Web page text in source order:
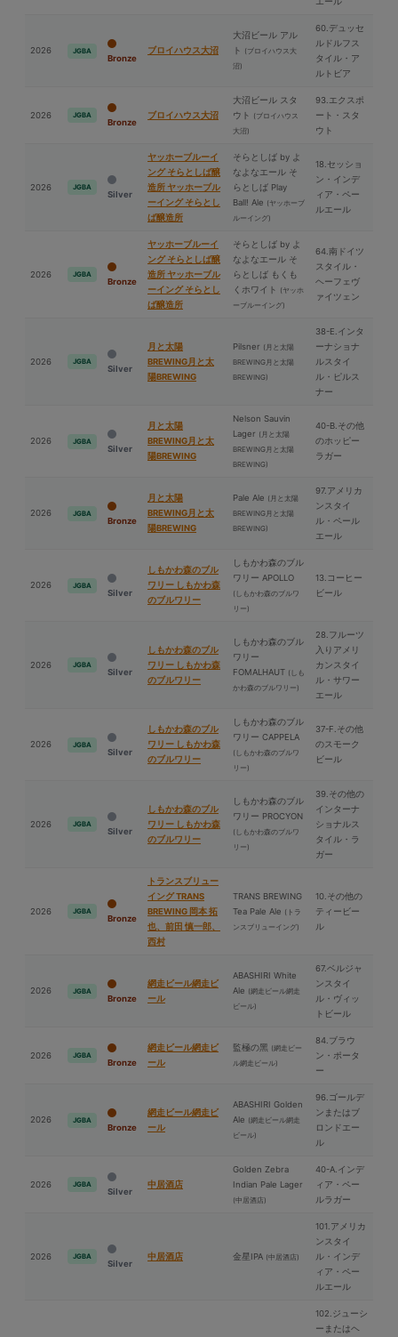
2026 JGBA
Bronze
ブロイハウス⼤沼
⼤沼ビール アル
ト (ブロイハウス⼤
沼)
60.デュッセ
ルドルフス
タイル・ア
ルトビア
2026 JGBA
Bronze
ブロイハウス⼤沼
⼤沼ビール スタ
ウト (ブロイハウス
⼤沼)
93.エクスポ
ート・スタ
ウト
2026 JGBA
Silver
ヤッホーブルーイ
ング そらとしば醸
造所 ヤッホーブル
ーイング そらとし
ば醸造所
そらとしば by よ
なよなエール そ
らとしば Play
Ball! Ale (ヤッホーブ
ルーイング)
18.セッショ
ン・インデ
ィア・ペー
ルエール
2026 JGBA
Bronze
ヤッホーブルーイ
ング そらとしば醸
造所 ヤッホーブル
ーイング そらとし
ば醸造所
そらとしば by よ
なよなエール そ
らとしば もくも
くホワイト (ヤッホ
ーブルーイング)
64.南ドイツ
スタイル・
ヘーフェヴ
ァイツェン
2026 JGBA
Silver
⽉と太陽
BREWING⽉と太
陽BREWING
Pilsner (⽉と太陽
BREWING⽉と太陽
BREWING)
38-E.インタ
ーナショナ
ルスタイ
ル・ピルス
ナー
2026 JGBA
Silver
⽉と太陽
BREWING⽉と太
陽BREWING
Nelson Sauvin
Lager (⽉と太陽
BREWING⽉と太陽
BREWING)
40-B.その他
のホッピー
ラガー
2026 JGBA
Bronze
⽉と太陽
BREWING⽉と太
陽BREWING
Pale Ale (⽉と太陽
BREWING⽉と太陽
BREWING)
97.アメリカ
ンスタイ
ル・ペール
エール
2026 JGBA
Silver
しもかわ森のブル
ワリー しもかわ森
のブルワリー
しもかわ森のブル
ワリー APOLLO
(しもかわ森のブルワ
リー)
13.コーヒー
ビール
2026 JGBA
Silver
しもかわ森のブル
ワリー しもかわ森
のブルワリー
しもかわ森のブル
ワリー
FOMALHAUT (しも
かわ森のブルワリー)
28.フルーツ
入りアメリ
カンスタイ
ル・サワー
エール
2026 JGBA
Silver
しもかわ森のブル
ワリー しもかわ森
のブルワリー
しもかわ森のブル
ワリー CAPPELA
(しもかわ森のブルワ
リー)
37-F.その他
のスモーク
ビール
2026 JGBA
Silver
しもかわ森のブル
ワリー しもかわ森
のブルワリー
しもかわ森のブル
ワリー PROCYON
(しもかわ森のブルワ
リー)
39.その他の
インターナ
ショナルス
タイル・ラ
ガー
2026 JGBA
Bronze
トランスブリュー
イング TRANS
BREWING 岡本 拓
也、前⽥ 慎一郎、
⻄村
TRANS BREWING
Tea Pale Ale (トラ
ンスブリューイング)
10.その他の
ティービー
ル
2026 JGBA
Bronze
網走ビール網走ビ
ール
ABASHIRI White
Ale (網走ビール網走
ビール)
67.ベルジャ
ンスタイ
ル・ヴィッ
トビール
2026 JGBA
Bronze
網走ビール網走ビ
ール
監極の⿊ (網走ビー
ル網走ビール)
84.ブラウ
ン・ポータ
ー
2026 JGBA
Bronze
網走ビール網走ビ
ール
ABASHIRI Golden
Ale (網走ビール網走
ビール)
96.ゴールデ
ンまたはブ
ロンドエー
ル
2026 JGBA
Silver
中居酒店
Golden Zebra
Indian Pale Lager
(中居酒店)
40-A.インデ
ィア・ペー
ルラガー
2026 JGBA
Silver
中居酒店 ⾦星IPA (中居酒店)
101.アメリカ
ンスタイ
ル・インデ
ィア・ペー
ルエール
102.ジューシ
ーまたはヘ